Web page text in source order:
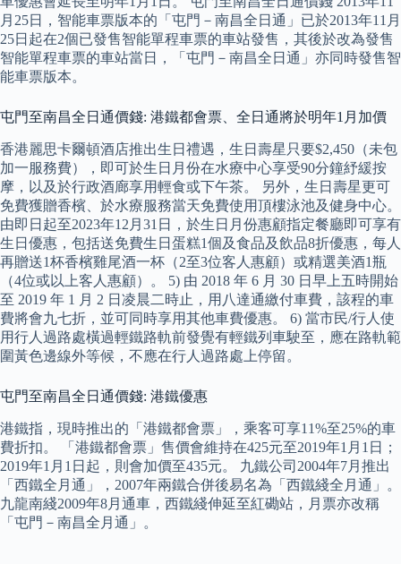
月25日，智能車票版本的「屯門－南昌全日通」已於2013年11月
25日起在2個已發售智能單程車票的車站發售，其後於改為發售
智能單程車票的車站當日，「屯門－南昌全日通」亦同時發售智
能車票版本。
屯門至南昌全日通價錢: 港鐵都會票、全日通將於明年1月加價
香港麗思卡爾頓酒店推出生日禮遇，生日壽星只要$2,450（未包
加一服務費），即可於生日月份在水療中心享受90分鐘紓緩按
摩，以及於行政酒廊享用輕食或下午茶。 另外，生日壽星更可
免費獲贈香檳、於水療服務當天免費使用頂樓泳池及健身中心。
由即日起至2023年12月31日，於生日月份惠顧指定餐廳即可享有
生日優惠，包括送免費生日蛋糕1個及食品及飲品8折優惠，每人
再贈送1杯香檳雞尾酒一杯（2至3位客人惠顧）或精選美酒1瓶
（4位或以上客人惠顧）。 5) 由 2018 年 6 月 30 日早上五時開始
至 2019 年 1 月 2 日凌晨二時止，用八達通繳付車費，該程的車
費將會九七折，並可同時享用其他車費優惠。 6) 當市民/行人使
用行人過路處橫過輕鐵路軌前發覺有輕鐵列車駛至，應在路軌範
圍黃色邊線外等候，不應在行人過路處上停留。
屯門至南昌全日通價錢: 港鐵優惠
港鐵指，現時推出的「港鐵都會票」，乘客可享11%至25%的車
費折扣。 「港鐵都會票」售價會維持在425元至2019年1月1日；
2019年1月1日起，則會加價至435元。 九鐵公司2004年7月推出
「西鐵全月通」，2007年兩鐵合併後易名為「西鐵綫全月通」。
九龍南綫2009年8月通車，西鐵綫伸延至紅磡站，月票亦改稱
「屯門－南昌全月通」。